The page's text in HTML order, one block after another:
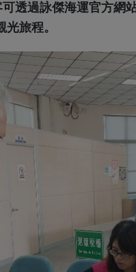
透過詠傑海運官方網
旅程。